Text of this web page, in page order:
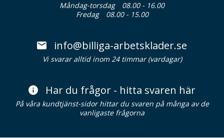
Måndag-torsdag
08.00 - 16.00
Fredag
08.00 - 15.00
info@billiga-arbetsklader.se
Vi svarar alltid inom 24 timmar (vardagar)
Har du frågor - hitta svaren här
På våra kundtjänst-sidor hittar du svaren på många av de
vanligaste frågorna